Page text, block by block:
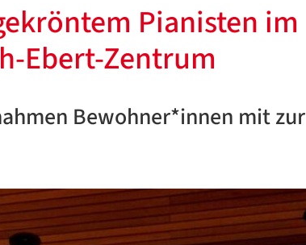
Pianisten im
Ebert-Zentrum
Bewohner*innen mit zur